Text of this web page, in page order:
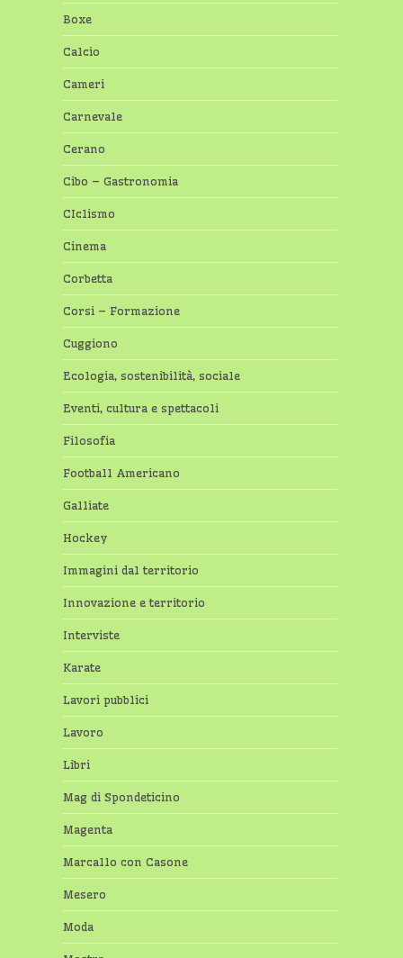
Boxe
Calcio
Cameri
Carnevale
Cerano
Cibo – Gastronomia
CIclismo
Cinema
Corbetta
Corsi – Formazione
Cuggiono
Ecologia, sostenibilità, sociale
Eventi, cultura e spettacoli
Filosofia
Football Americano
Galliate
Hockey
Immagini dal territorio
Innovazione e territorio
Interviste
Karate
Lavori pubblici
Lavoro
Libri
Mag di Spondeticino
Magenta
Marcallo con Casone
Mesero
Moda